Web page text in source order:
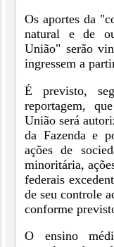
Os aportes da
natural e de
União" serão
ingressem a
É previsto,
reportagem,
União será
da Fazenda e
ações de
minoritária,
federais
de seu controle
conforme
O ensino